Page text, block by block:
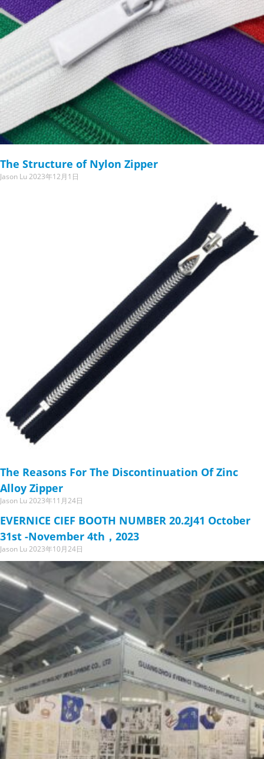
The Structure of Nylon Zipper
Jason Lu2023年12月1日
The Reasons For The Discontinuation Of Zinc
Alloy Zipper
Jason Lu2023年11月24日
EVERNICE CIEF BOOTH NUMBER 20.2J41 October
31st -November 4th，2023
Jason Lu2023年10月24日